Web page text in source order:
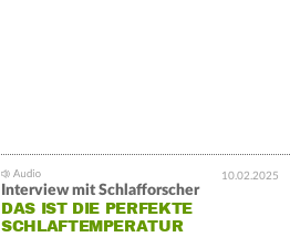
10.02.2025
Interview mit Schlafforscher
DAS IST DIE PERFEKTE
SCHLAFTEMPERATUR